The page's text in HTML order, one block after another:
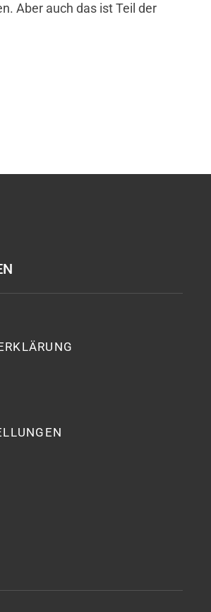
Aber auch das ist Teil der